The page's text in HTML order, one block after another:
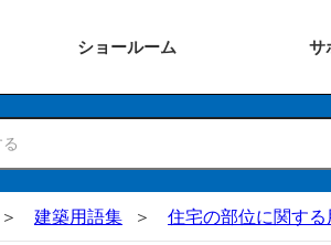
ショールーム サ
建築用語集 住宅の部位に関する